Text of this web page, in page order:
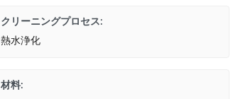
クリーニングプロセス:
熱水浄化
材料: